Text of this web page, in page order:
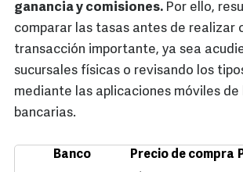
ganancia y comisiones. Por ello,
comparar las tasas antes de realizar
transacción importante, ya sea
sucursales físicas o revisando los
mediante las aplicaciones móviles
bancarias.
Banco Precio de compra